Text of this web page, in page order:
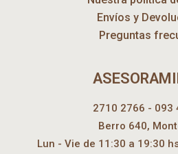
Envíos y
Preguntas
2710 2766 - 093
Berro 640,
Lun - Vie de 11:30 a 19:30